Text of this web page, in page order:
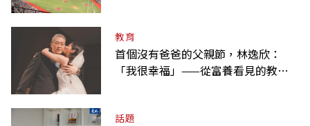
教育
首個沒有爸爸的父親節，林逸欣：
「我很幸福」——從富養看見的教養
話題